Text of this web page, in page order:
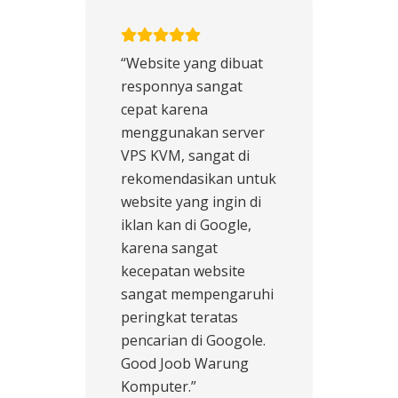
“Website yang dibuat
responnya sangat
cepat karena
menggunakan server
VPS KVM, sangat di
rekomendasikan untuk
website yang ingin di
iklan kan di Google,
karena sangat
kecepatan website
sangat mempengaruhi
peringkat teratas
pencarian di Googole.
Good Joob Warung
Komputer.”